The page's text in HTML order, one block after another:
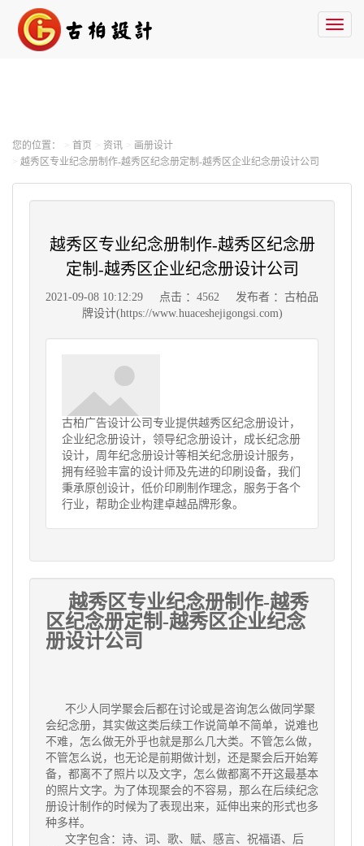
您的位置： 首页 资讯
画册设计
越秀区专业纪念册制作-越秀区纪念册定制-越秀区企业纪念册设计公司
越秀区专业纪念册制作-越秀区纪念册
定制-越秀区企业纪念册设计公司
2021-09-08 10:12:29 点击 ：4562
发布者 ：古柏品
牌设计(https://www.huaceshejigongsi.com)
古柏广告设计公司专业提供越秀区纪念册设计，
企业纪念册设计，领导纪念册设计，成长纪念册
设计，周年纪念册设计等相关纪念册设计服务，
拥有经验丰富的设计师及先进的印刷设备，我们
秉承原创设计，低价印刷制作理念，服务于各个
行业，帮助企业构建卓越品牌形象。
越秀区专业纪念册制作-越秀
区纪念册定制-越秀区企业纪念
册设计公司
不少人同学聚会后都在讨论或是咨询怎么做同学聚
会纪念册，其实做这类后续工作说简单不简单，说难也
不难，怎么做无外乎也就是那么几大类。不管怎么做，
不管怎么说，也无论是前期做计划，还是聚会后开始筹
备，都离不了照片以及文字，怎么做都离不开这最基本
的照片文字。为了体现聚会的不容易，那么在后续纪念
册设计制作的时候为了表现出来，延伸出来的形式也多
种多样。
文字包含：诗、词、歌、赋、感言、祝福语、后